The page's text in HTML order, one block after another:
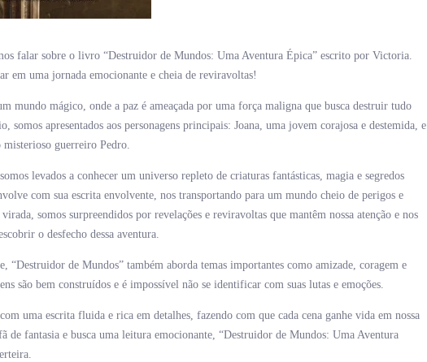
falar sobre o livro “Destruidor de Mundos: Uma Aventura Épica” escrito por Victoria.
em uma jornada emocionante e cheia de reviravoltas!
mundo mágico, onde a paz é ameaçada por uma força maligna que busca destruir tudo
somos apresentados aos personagens principais: Joana, uma jovem corajosa e destemida, e
guerreiro Pedro.
levados a conhecer um universo repleto de criaturas fantásticas, magia e segredos
com sua escrita envolvente, nos transportando para um mundo cheio de perigos e
somos surpreendidos por revelações e reviravoltas que mantêm nossa atenção e nos
o desfecho dessa aventura.
“Destruidor de Mundos” também aborda temas importantes como amizade, coragem e
são bem construídos e é impossível não se identificar com suas lutas e emoções.
uma escrita fluida e rica em detalhes, fazendo com que cada cena ganhe vida em nossa
de fantasia e busca uma leitura emocionante, “Destruidor de Mundos: Uma Aventura